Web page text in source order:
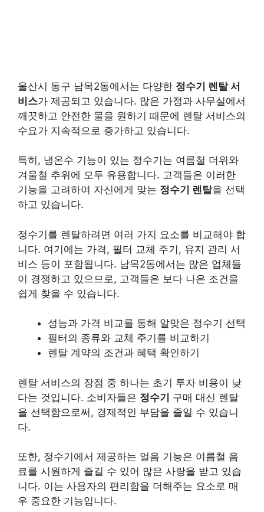
울산시 동구 남목2동에서는 다양한 정수기 렌탈 서
비스가 제공되고 있습니다. 많은 가정과 사무실에서
깨끗하고 안전한 물을 원하기 때문에 렌탈 서비스의
수요가 지속적으로 증가하고 있습니다.
특히, 냉온수 기능이 있는 정수기는 여름철 더위와
겨울철 추위에 모두 유용합니다. 고객들은 이러한
기능을 고려하여 자신에게 맞는 정수기 렌탈을 선택
하고 있습니다.
정수기를 렌탈하려면 여러 가지 요소를 비교해야 합
니다. 여기에는 가격, 필터 교체 주기, 유지 관리 서
비스 등이 포함됩니다. 남목2동에서는 많은 업체들
이 경쟁하고 있으므로, 고객들은 보다 나은 조건을
쉽게 찾을 수 있습니다.
성능과 가격 비교를 통해 알맞은 정수기 선택
필터의 종류와 교체 주기를 비교하기
렌탈 계약의 조건과 혜택 확인하기
렌탈 서비스의 장점 중 하나는 초기 투자 비용이 낮
다는 것입니다. 소비자들은 정수기 구매 대신 렌탈
을 선택함으로써, 경제적인 부담을 줄일 수 있습니
다.
또한, 정수기에서 제공하는 얼음 기능은 여름철 음
료를 시원하게 즐길 수 있어 많은 사랑을 받고 있습
니다. 이는 사용자의 편리함을 더해주는 요소로 매
우 중요한 기능입니다.